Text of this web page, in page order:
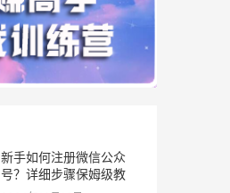
新手如何注册微信公众
号？详细步骤保姆级教